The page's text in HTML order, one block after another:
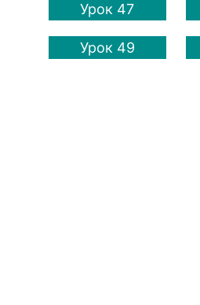
Урок 47
Урок 49